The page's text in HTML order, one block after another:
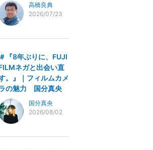
高橋良典
2026/07/23
＃『8年ぶりに、FUJI
ネガと出会い直
。』｜フィルムカメ
の魅力 国分真央
国分真央
2026/08/02